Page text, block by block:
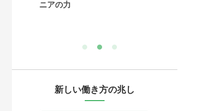
1 2 3
新しい働き方の兆し